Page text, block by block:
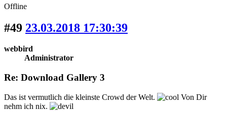
Offline
#49 23.03.2018 17:30:39
webbird
Administrator
Re: Download Gallery 3
Das ist vermutlich die kleinste Crowd der Welt.
Von Dir
nehm ich nix.